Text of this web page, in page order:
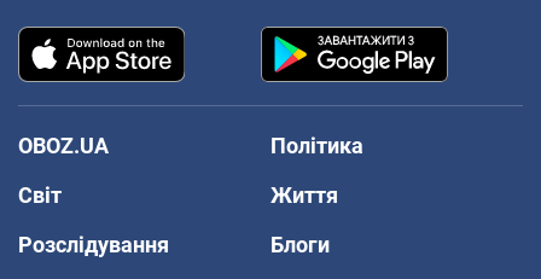
OBOZ.UA
Політика
Світ
Життя
Розслідування
Блоги